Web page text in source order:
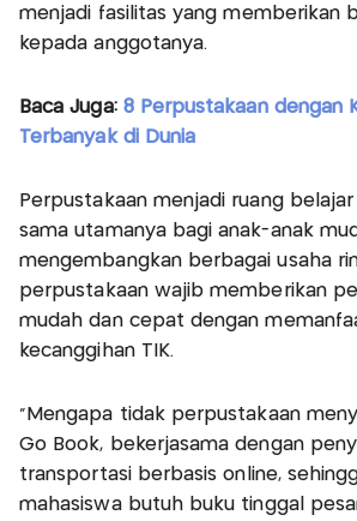
menjadi fasilitas yang memberikan
kepada anggotanya.
Baca Juga: 8 Perpustakaan dengan
Terbanyak di Dunia
Perpustakaan menjadi ruang
sama utamanya bagi anak-anak
mengembangkan berbagai usaha
perpustakaan wajib memberikan
mudah dan cepat dengan
kecanggihan TIK.
“Mengapa tidak perpustakaan
Go Book, bekerjasama dengan
transportasi berbasis online,
mahasiswa butuh buku tinggal